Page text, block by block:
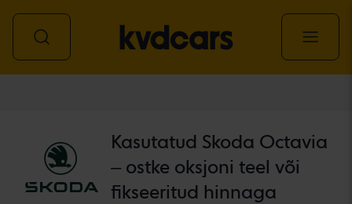
Kasutatud Skoda Octavia
– ostke oksjoni teel või
fikseeritud hinnaga